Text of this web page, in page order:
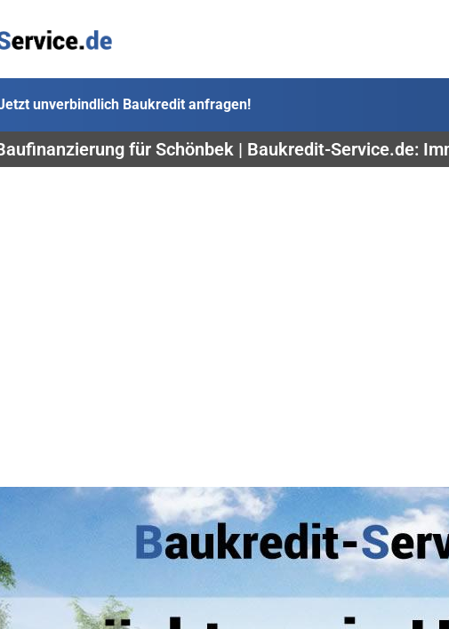
unverbindlich Baukredit anfragen!
für Schönbek | Baukredit-Service.de: